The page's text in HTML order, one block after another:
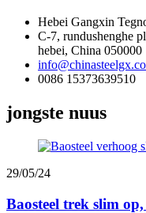
Hebei Gangxin
C-7, rundushenghe
hebei, China 050000
0086 15373639510
jongste nuus
29/05/24
Baosteel trek slim op,